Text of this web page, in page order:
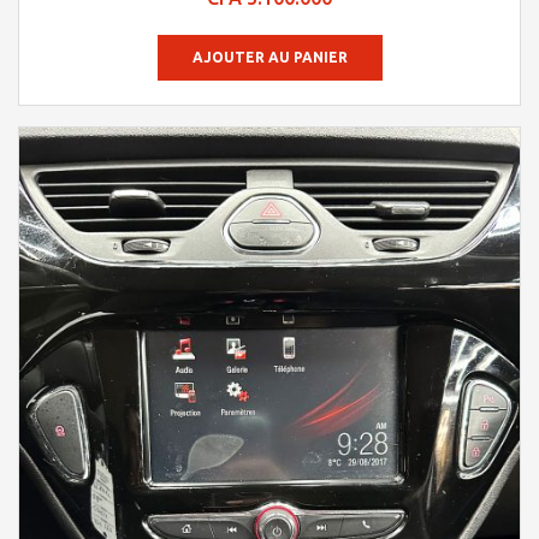
AJOUTER AU PANIER